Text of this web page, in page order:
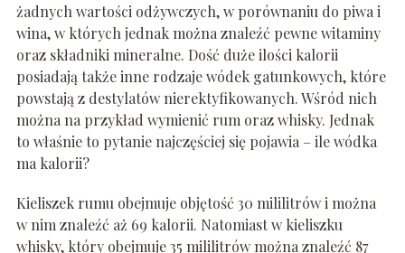
żadnych wartości odżywczych, w porównaniu do piwa i
wina, w których jednak można znaleźć pewne witaminy
oraz składniki mineralne. Dość duże ilości kalorii
posiadają także inne rodzaje wódek gatunkowych, które
powstają z destylatów nierektyfikowanych. Wśród nich
można na przykład wymienić rum oraz whisky. Jednak
to właśnie to pytanie najczęściej się pojawia – ile wódka
ma kalorii?
Kieliszek rumu obejmuje objętość 30 mililitrów i można
w nim znaleźć aż 69 kalorii. Natomiast w kieliszku
whisky, który obejmuje 35 mililitrów można znaleźć 87